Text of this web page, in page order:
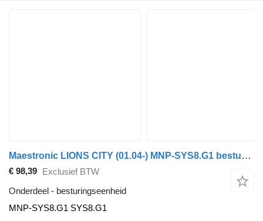
Maestronic LIONS CITY (01.04-) MNP-SYS8.G1 besturingseenheid voor MAN bus
€ 98,39 Exclusief BTW
Onderdeel - besturingseenheid
MNP-SYS8.G1 SYS8.G1